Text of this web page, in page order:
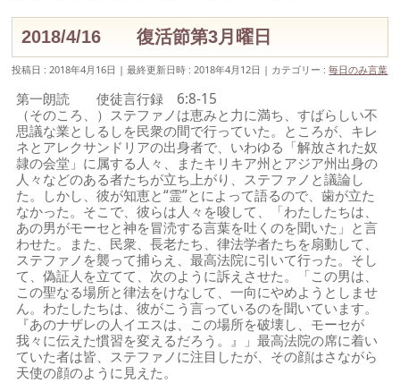
2018/4/16 復活節第3月曜日
投稿日 : 2018年4月16日 最終更新日時 : 2018年4月12日 カテゴリー :毎日のみ言葉
第一朗読 使徒言行録 6:8-15
（そのころ、）ステファノは恵みと力に満ち、すばらしい不
思議な業としるしを民衆の間で行っていた。ところが、キレ
ネとアレクサンドリアの出身者で、いわゆる「解放された奴
隷の会堂」に属する人々、またキリキア州とアジア州出身の
人々などのある者たちが立ち上がり、ステファノと議論し
た。しかし、彼が知恵と“霊”とによって語るので、歯が立た
なかった。そこで、彼らは人々を唆して、「わたしたちは、
あの男がモーセと神を冒涜する言葉を吐くのを聞いた」と言
わせた。また、民衆、長老たち、律法学者たちを扇動して、
ステファノを襲って捕らえ、最高法院に引いて行った。そし
て、偽証人を立てて、次のように訴えさせた。「この男は、
この聖なる場所と律法をけなして、一向にやめようとしませ
ん。わたしたちは、彼がこう言っているのを聞いています。
『あのナザレの人イエスは、この場所を破壊し、モーセが
我々に伝えた慣習を変えるだろう。』」最高法院の席に着い
ていた者は皆、ステファノに注目したが、その顔はさながら
天使の顔のように見えた。